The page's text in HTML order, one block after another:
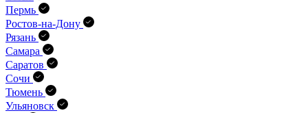
Пермь
Ростов-на-Дону
Рязань
Самара
Саратов
Сочи
Тюмень
Ульяновск